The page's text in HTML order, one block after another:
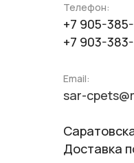
Телефон:
+7 905-
+7 903-
Email:
sar-
Доставка